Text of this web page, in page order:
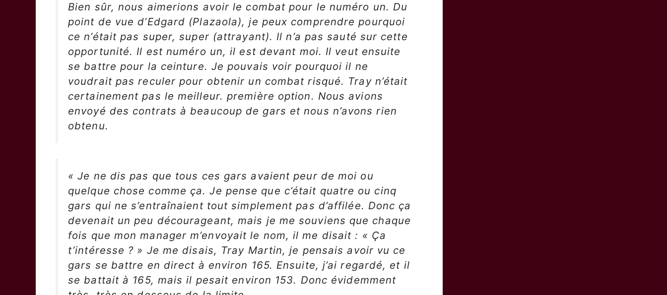
Bien sûr, nous aimerions avoir le combat pour le numéro un. Du
point de vue d’Edgard (Plazaola), je peux comprendre pourquoi
ce n’était pas super, super (attrayant). Il n’a pas sauté sur cette
opportunité. Il est numéro un, il est devant moi. Il veut ensuite
se battre pour la ceinture. Je pouvais voir pourquoi il ne
voudrait pas reculer pour obtenir un combat risqué. Tray n’était
certainement pas le meilleur. première option. Nous avions
envoyé des contrats à beaucoup de gars et nous n’avons rien
obtenu.
« Je ne dis pas que tous ces gars avaient peur de moi ou
quelque chose comme ça. Je pense que c’était quatre ou cinq
gars qui ne s’entraînaient tout simplement pas d’affilée. Donc ça
devenait un peu décourageant, mais je me souviens que chaque
fois que mon manager m’envoyait le nom, il me disait : « Ça
t’intéresse ? » Je me disais, Tray Martin, je pensais avoir vu ce
gars se battre en direct à environ 165. Ensuite, j’ai regardé, et il
se battait à 165, mais il pesait environ 153. Donc évidemment